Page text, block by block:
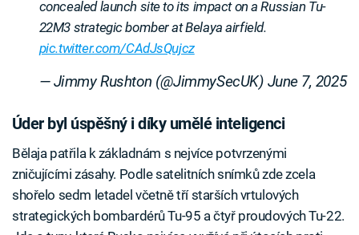
concealed launch site to its impact on a Russian Tu-
22M3 strategic bomber at Belaya airfield.
pic.twitter.com/CAdJsQujcz
— Jimmy Rushton (@JimmySecUK) June 7, 2025
Úder byl úspěšný i díky umělé inteligenci
Bělaja patřila k základnám s nejvíce potvrzenými
zničujícími zásahy. Podle satelitních snímků zde zcela
shořelo sedm letadel včetně tří starších vrtulových
strategických bombardérů Tu-95 a čtyř proudových Tu-22.